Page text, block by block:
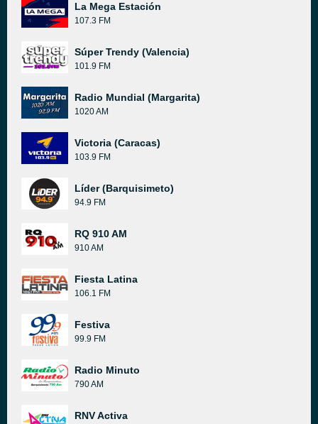
La Mega Estación
107.3 FM
Súper Trendy (Valencia)
101.9 FM
Radio Mundial (Margarita)
1020 AM
Victoria (Caracas)
103.9 FM
Líder (Barquisimeto)
94.9 FM
RQ 910 AM
910 AM
Fiesta Latina
106.1 FM
Festiva
99.9 FM
Radio Minuto
790 AM
RNV Activa